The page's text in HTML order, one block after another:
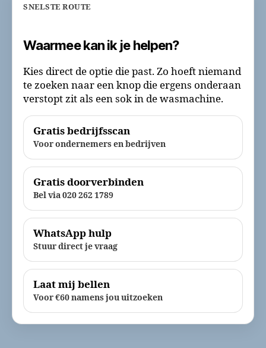
SNELSTE ROUTE
Waarmee kan ik je helpen?
Kies direct de optie die past. Zo hoeft niemand
te zoeken naar een knop die ergens onderaan
verstopt zit als een sok in de wasmachine.
Gratis bedrijfsscan
Voor ondernemers en bedrijven
Gratis doorverbinden
Bel via 020 262 1789
WhatsApp hulp
Stuur direct je vraag
Laat mij bellen
Voor €60 namens jou uitzoeken